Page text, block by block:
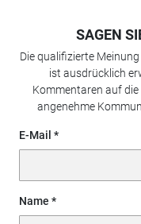
SAGEN
Die qualifizierte
ist ausdrücklich
Kommentaren auf die
angenehme
E-Mail
Name